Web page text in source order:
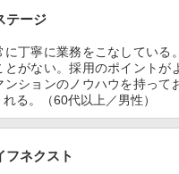
テージ
に丁寧に業務をこなしている
とがない。採用のポイントが
ンションのノウハウを持って
る。（60代以上／男性）
フネクスト